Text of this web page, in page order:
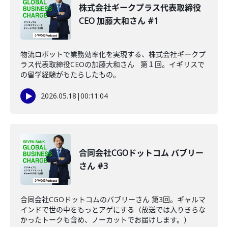
株式会社ギークプラス代表取締役
CEO 加藤大和さん #1
物流ロボットで業務効率化を実現する、株式会社ギークプ
ラス代表取締役CEOの加藤大和さん 第１回。イギリスで
の留学経験がもたらしたもの。
2026.05.18 |00:11:04
合同会社CGOドットコム バブリー
さん #3
合同会社CGOドットコムのバブリーさん 第3回。ギャルマ
インドで世の中をもっとアゲにする（放送では入りきらな
かったトークも含め、ノーカットでお届けします。）